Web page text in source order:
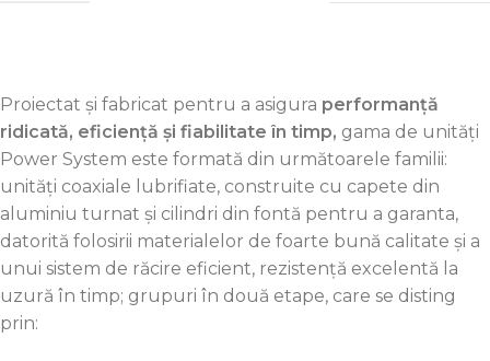
Proiectat și fabricat pentru a asigura performanță
ridicată, eficiență și fiabilitate în timp, gama de unități
Power System este formată din următoarele familii:
unități coaxiale lubrifiate, construite cu capete din
aluminiu turnat și cilindri din fontă pentru a garanta,
datorită folosirii materialelor de foarte bună calitate și a
unui sistem de răcire eficient, rezistență excelentă la
uzură în timp; grupuri în două etape, care se disting
prin: